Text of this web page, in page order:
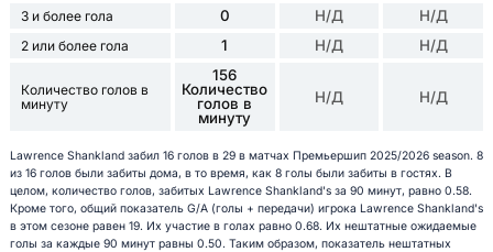
3 и более гола 0 Н/Д Н/Д
2 или более гола 1 Н/Д Н/Д
Количество голов в
минуту
156
Количество
голов в
минуту
Н/Д Н/Д
Lawrence Shankland забил 16 голов в 29 в матчах Премьершип 2025/2026 season. 8
из 16 голов были забиты дома, в то время, как 8 голы были забиты в гостях. В
целом, количество голов, забитых Lawrence Shankland's за 90 минут, равно 0.58.
Кроме того, общий показатель G/A (голы + передачи) игрока Lawrence Shankland's
в этом сезоне равен 19. Их участие в голах равно 0.68. Их нештатные ожидаемые
голы за каждые 90 минут равны 0.50. Таким образом, показатель нештатных